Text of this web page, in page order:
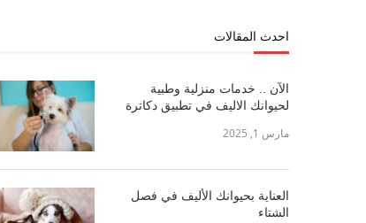
احدث المقالات
الآن .. خدمات منزلية وطبية
لحيوانك الاليف في تطبيق دكاترة
مارس 1, 2025
العناية بحيوانك الأليف في فصل
الشتاء